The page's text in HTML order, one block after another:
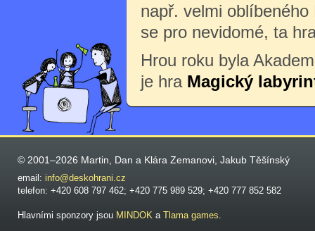
např. velmi
se pro nevidomé, ta
Hrou roku byla
je hra Magický
© 2001–2026 Martin, Dan a Klára Zemanovi, Jakub Těšínský
email: info@deskohrani.cz
telefon: +420 608 797 462; +420 775 989 529; +420 777 852 582
Hlavními sponzory jsou MINDOK a Tlama games.